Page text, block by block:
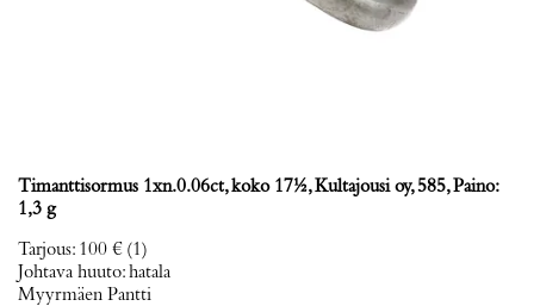
Timanttisormus 1xn.0.06ct, koko 17½, Kultajousi oy, 585, Paino:
1,3 g
Tarjous: 100 € (1)
Johtava huuto:hatala
Myyrmäen Pantti